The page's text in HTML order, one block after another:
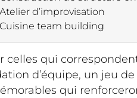
Atelier d’improvisation
Cuisine team building
qui
d’équipe, un jeu
qui